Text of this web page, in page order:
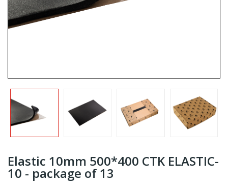
Elastic 10mm 500*400 CTK ELASTIC-
10 - package of 13